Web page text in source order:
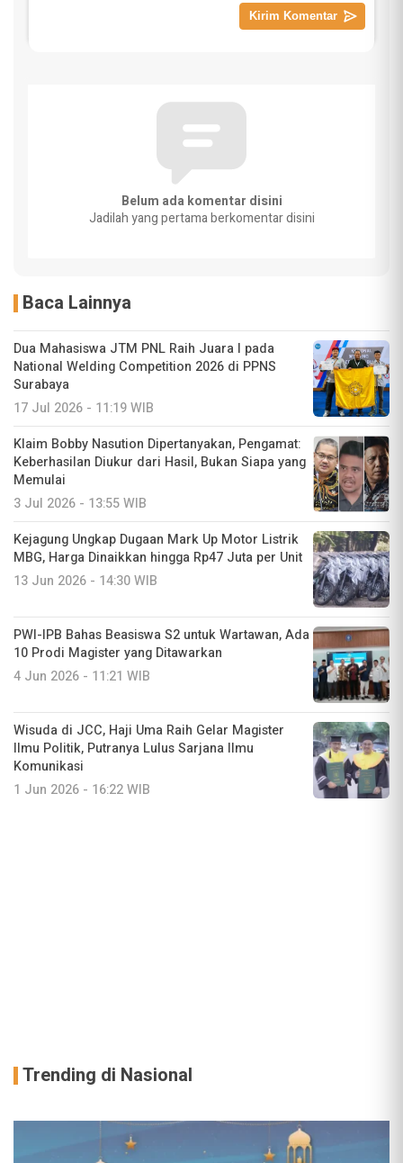
Belum ada komentar disini
Jadilah yang pertama berkomentar disini
Baca Lainnya
Dua Mahasiswa JTM PNL Raih Juara I pada
National Welding Competition 2026 di PPNS
Surabaya
17 Jul 2026 - 11:19 WIB
Klaim Bobby Nasution Dipertanyakan, Pengamat:
Keberhasilan Diukur dari Hasil, Bukan Siapa yang
Memulai
3 Jul 2026 - 13:55 WIB
Kejagung Ungkap Dugaan Mark Up Motor Listrik
MBG, Harga Dinaikkan hingga Rp47 Juta per Unit
13 Jun 2026 - 14:30 WIB
PWI-IPB Bahas Beasiswa S2 untuk Wartawan, Ada
10 Prodi Magister yang Ditawarkan
4 Jun 2026 - 11:21 WIB
Wisuda di JCC, Haji Uma Raih Gelar Magister
Ilmu Politik, Putranya Lulus Sarjana Ilmu
Komunikasi
1 Jun 2026 - 16:22 WIB
Trending di Nasional